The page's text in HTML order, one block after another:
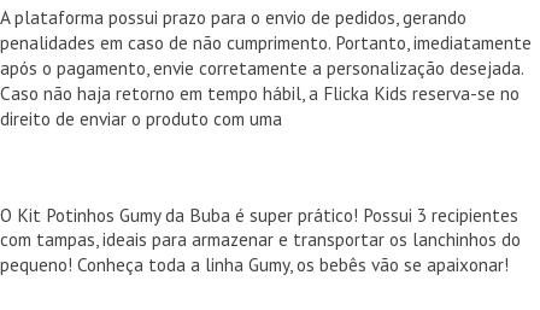
A plataforma possui prazo para o envio de pedidos, gerando
penalidades em caso de não cumprimento. Portanto, imediatamente
após o pagamento, envie corretamente a personalização desejada.
Caso não haja retorno em tempo hábil, a Flicka Kids reserva-se no
direito de enviar o produto com uma
O Kit Potinhos Gumy da Buba é super prático! Possui 3 recipientes
com tampas, ideais para armazenar e transportar os lanchinhos do
pequeno! Conheça toda a linha Gumy, os bebês vão se apaixonar!